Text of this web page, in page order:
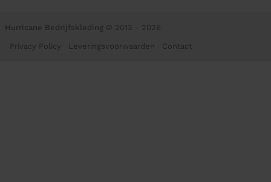
Hurricane Bedrijfskleding © 2013 - 2026
Privacy Policy Leveringsvoorwaarden Contact